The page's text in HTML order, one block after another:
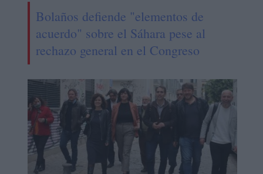
Bolaños defiende "elementos de
acuerdo" sobre el Sáhara pese al
rechazo general en el Congreso